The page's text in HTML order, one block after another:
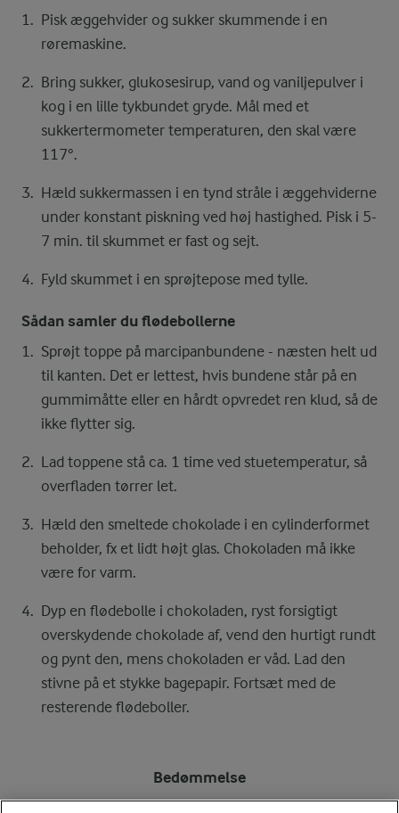
Pisk æggehvider og sukker skummende i en
røremaskine.
Bring sukker, glukosesirup, vand og vaniljepulver i
kog i en lille tykbundet gryde. Mål med et
sukkertermometer temperaturen, den skal være
117°.
Hæld sukkermassen i en tynd stråle i æggehviderne
under konstant piskning ved høj hastighed. Pisk i 5-
7 min. til skummet er fast og sejt.
Fyld skummet i en sprøjtepose med tylle.
Sådan samler du flødebollerne
Sprøjt toppe på marcipanbundene - næsten helt ud
til kanten. Det er lettest, hvis bundene står på en
gummimåtte eller en hårdt opvredet ren klud, så de
ikke flytter sig.
Lad toppene stå ca. 1 time ved stuetemperatur, så
overfladen tørrer let.
Hæld den smeltede chokolade i en cylinderformet
beholder, fx et lidt højt glas. Chokoladen må ikke
være for varm.
Dyp en flødebolle i chokoladen, ryst forsigtigt
overskydende chokolade af, vend den hurtigt rundt
og pynt den, mens chokoladen er våd. Lad den
stivne på et stykke bagepapir. Fortsæt med de
resterende flødeboller.
Bedømmelse